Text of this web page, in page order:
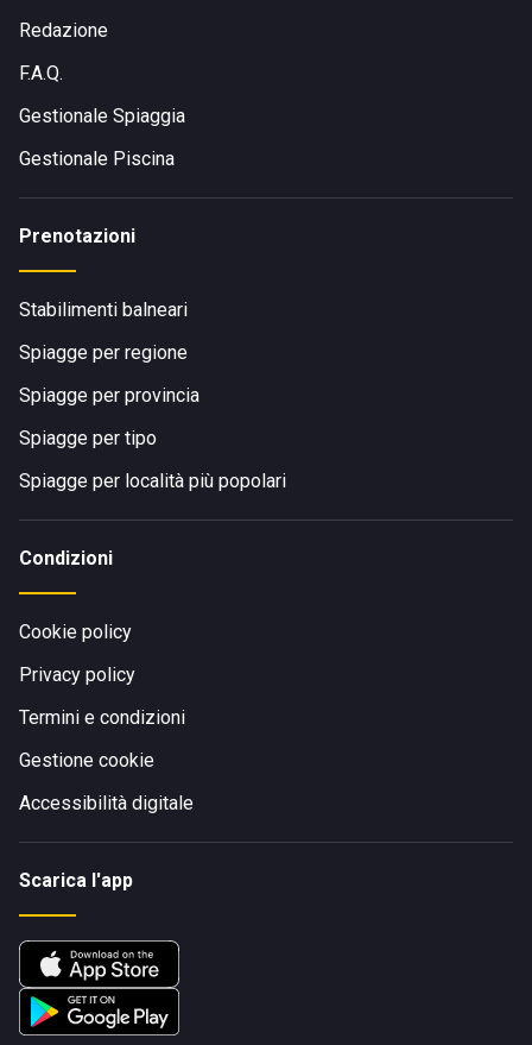
Redazione
F.A.Q.
Gestionale Spiaggia
Gestionale Piscina
Prenotazioni
Stabilimenti balneari
Spiagge per regione
Spiagge per provincia
Spiagge per tipo
Spiagge per località più popolari
Condizioni
Cookie policy
Privacy policy
Termini e condizioni
Gestione cookie
Accessibilità digitale
Scarica l'app